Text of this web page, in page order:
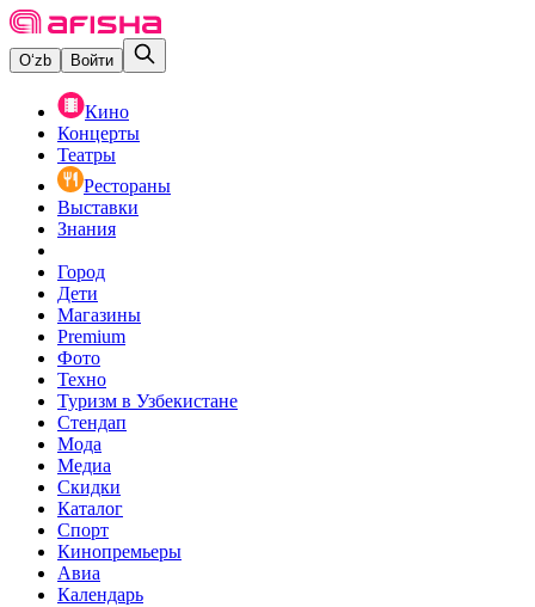
O‘zb Войти
Кино
Концерты
Театры
Рестораны
Выставки
Знания
Город
Дети
Магазины
Premium
Фото
Техно
Туризм в Узбекистане
Стендап
Мода
Медиа
Скидки
Каталог
Спорт
Кинопремьеры
Авиа
Календарь